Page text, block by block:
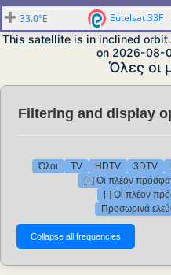
33.0°E
Eutelsat 33F
This satellite is in inclined
on 2026-08-
Όλες οι
Filtering and display
Όλοι TV HDTV 3DTV
[+] Οι πλέον
[-] Οι πλέον
Προσωρινά